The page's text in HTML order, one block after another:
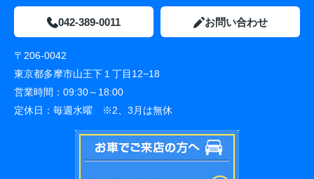
042-389-0011 お問い合わせ
〒206-0042
東京都多摩市山王下１丁目12−18
営業時間： 09:30～18:00
定休日： 毎週水曜 ※2、3月は無休